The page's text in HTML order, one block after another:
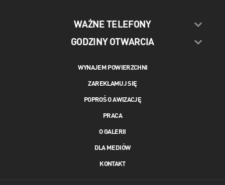
WAŻNE TELEFONY
GODZINY OTWARCIA
WYNAJEM POWIERZCHNI
ZAREKLAMUJ SIĘ
POPROŚ O AWIZACJĘ
PRACA
O GALERII
DLA MEDIÓW
KONTAKT